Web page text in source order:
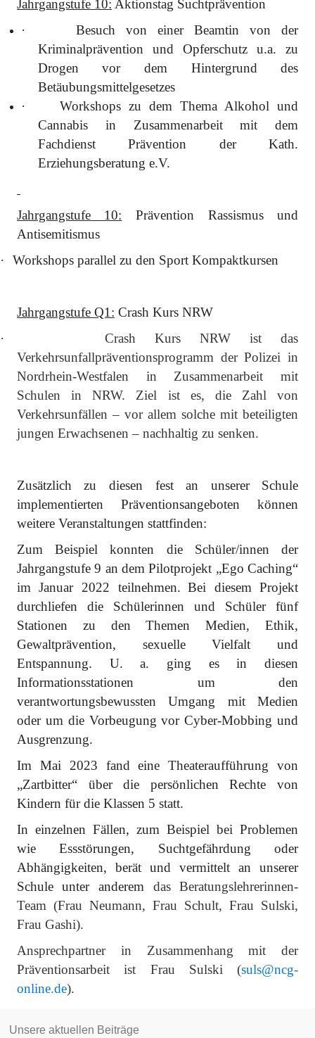
Jahrgangstufe 10: Aktionstag Suchtprävention
·
Besuch von einer Beamtin von der
Kriminalprävention und Opferschutz u.a. zu
Drogen vor dem Hintergrund des
Betäubungsmittelgesetzes
·
Workshops zu dem Thema Alkohol und
Cannabis in Zusammenarbeit mit dem
Fachdienst Prävention der Kath.
Erziehungsberatung e.V.
Jahrgangstufe 10: Prävention Rassismus und
Antisemitismus
·
Workshops parallel zu den Sport Kompaktkursen
Jahrgangstufe Q1: Crash Kurs NRW
·
Crash Kurs NRW ist das
Verkehrsunfallpräventionsprogramm der Polizei in
Nordrhein-Westfalen in Zusammenarbeit mit
Schulen in NRW. Ziel ist es, die Zahl von
Verkehrsunfällen – vor allem solche mit beteiligten
jungen Erwachsenen – nachhaltig zu senken.
Zusätzlich zu diesen fest an unserer Schule
implementierten Präventionsangeboten können
weitere Veranstaltungen stattfinden:
Zum Beispiel konnten die Schüler/innen der
Jahrgangstufe 9 an dem Pilotprojekt „Ego Caching“
im Januar 2022 teilnehmen. Bei diesem Projekt
durchliefen die Schülerinnen und Schüler fünf
Stationen zu den Themen Medien, Ethik,
Gewaltprävention, sexuelle Vielfalt und
Entspannung. U. a. ging es in diesen
Informationsstationen um den
verantwortungsbewussten Umgang mit Medien
oder um die Vorbeugung vor Cyber-Mobbing und
Ausgrenzung.
Im Mai 2023 fand eine Theateraufführung von
„Zartbitter“ über die persönlichen Rechte von
Kindern für die Klassen 5 statt.
In einzelnen Fällen, zum Beispiel bei Problemen
wie Essstörungen, Suchtgefährdung oder
Abhängigkeiten, berät und vermittelt an unserer
Schule unter anderem das Beratungslehrerinnen-
Team (Frau Neumann, Frau Schult, Frau Sulski,
Frau Gashi).
Ansprechpartner in Zusammenhang mit der
Präventionsarbeit ist Frau Sulski (suls@ncg-
online.de).
Unsere aktuellen Beiträge